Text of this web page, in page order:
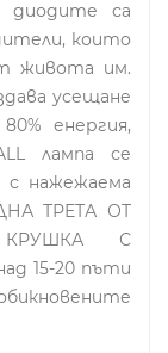
диодите са
които
живота им.
усещане
енергия,
лампа се
с нажежаема
ТРЕТА ОТ
С
15-20 пъти